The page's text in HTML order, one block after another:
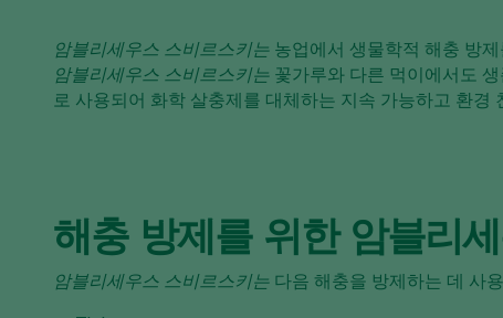
암블리세우스 스비르스키는 농업에서 생물학적 해충 방
암블리세우스 스비르스키는 꽃가루와 다른 먹이에서도
로 사용되어 화학 살충제를 대체하는 지속 가능하고 환경
해충 방제를 위한 암블리
암블리세우스 스비르스키는 다음 해충을 방제하는 데 사